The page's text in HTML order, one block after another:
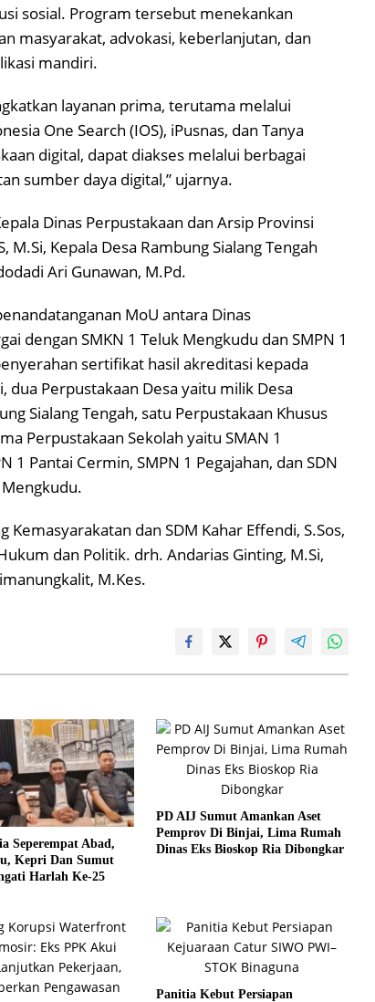
sosial. Program tersebut menekankan
masyarakat, advokasi, keberlanjutan, dan
mandiri.
layanan prima, terutama melalui
One Search (IOS), iPusnas, dan Tanya
digital, dapat diakses melalui berbagai
sumber daya digital,” ujarnya.
Dinas Perpustakaan dan Arsip Provinsi
M.Si, Kepala Desa Rambung Sialang Tengah
Ari Gunawan, M.Pd.
MoU antara Dinas
dengan SMKN 1 Teluk Mengkudu dan SMPN 1
sertifikat hasil akreditasi kepada
dua Perpustakaan Desa yaitu milik Desa
Sialang Tengah, satu Perpustakaan Khusus
Perpustakaan Sekolah yaitu SMAN 1
1 Pantai Cermin, SMPN 1 Pegajahan, dan SDN
dan SDM Kahar Effendi, S.Sos,
dan Politik. drh. Andarias Ginting, M.Si,
M.Kes.
Seperempat Abad,
Kepri Dan Sumut
Harlah Ke-25
PD AIJ Sumut Amankan Aset
Pemprov Di Binjai, Lima Rumah
Dinas Eks Bioskop Ria Dibongkar
Panitia Kebut Persiapan